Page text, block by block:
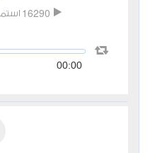
16290
00:00